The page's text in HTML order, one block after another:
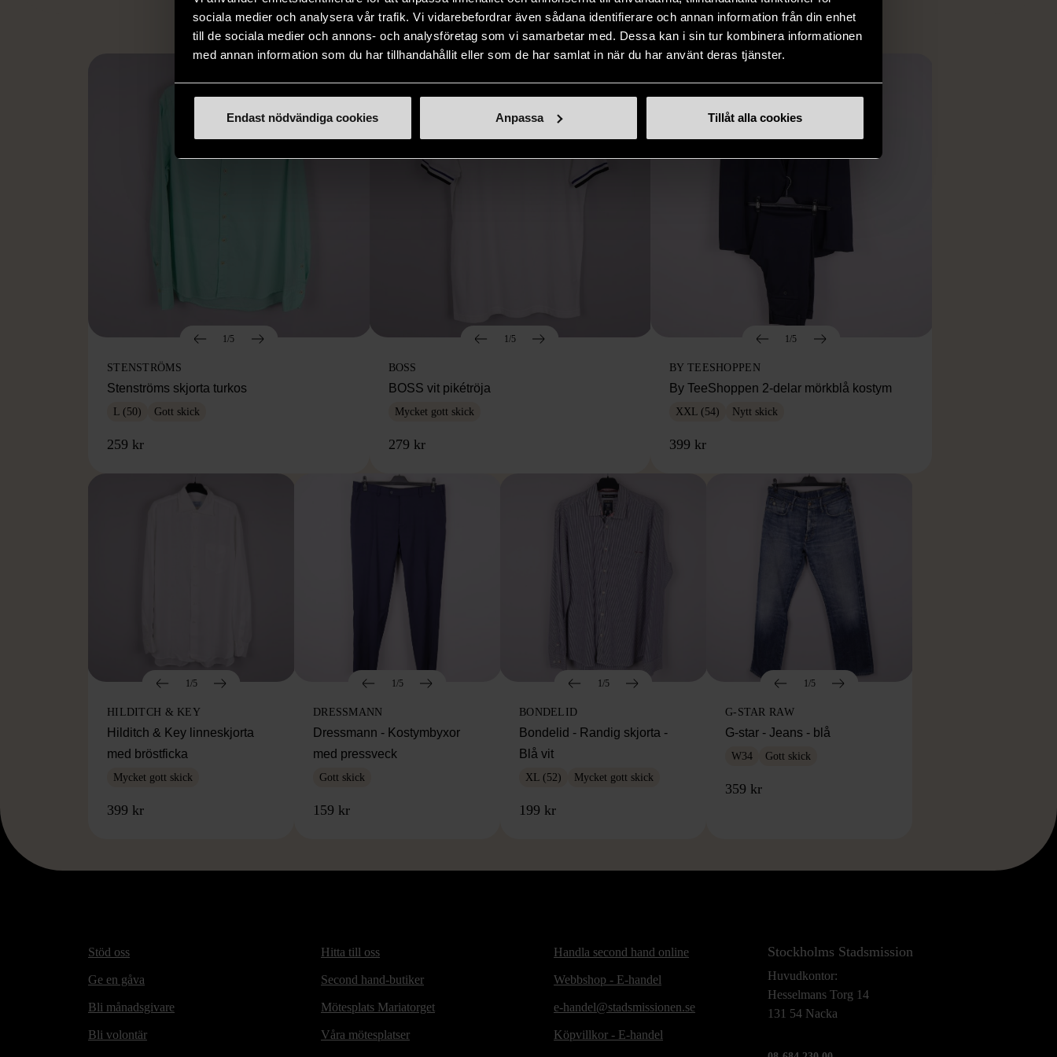
sociala medier och analysera vår trafik. Vi vidarebefordrar även sådana identifierare och annan information från din enhet
till de sociala medier och annons- och analysföretag som vi samarbetar med. Dessa kan i sin tur kombinera informationen
med annan information som du har tillhandahållit eller som de har samlat in när du har använt deras tjänster.
Endast nödvändiga cookies Anpassa Tillåt alla cookies
Hitta produkter som påminner om denna
1/5
STENSTRÖMS
Stenströms skjorta turkos
L (50) Gott skick
259 kr
1/5
BOSS
BOSS vit pikétröja
Mycket gott skick
279 kr
1/5
BY TEESHOPPEN
By TeeShoppen 2-delar mörkblå kostym
XXL (54) Nytt skick
399 kr
1/5
HILDITCH & KEY
Hilditch & Key linneskjorta
med bröstficka
Mycket gott skick
399 kr
1/5
DRESSMANN
Dressmann - Kostymbyxor
med pressveck
Gott skick
159 kr
1/5
BONDELID
Bondelid - Randig skjorta -
Blå vit
XL (52) Mycket gott skick
199 kr
1/5
G-STAR RAW
G-star - Jeans - blå
W34 Gott skick
359 kr
Stöd oss
Ge en gåva
Bli månadsgivare
Bli volontär
Hitta till oss
Second hand-butiker
Mötesplats Mariatorget
Våra mötesplatser
Handla second hand online
Webbshop - E-handel
e-handel@stadsmissionen.se
Köpvillkor - E-handel
Stockholms Stadsmission
Huvudkontor:
Hesselmans Torg 14
131 54 Nacka